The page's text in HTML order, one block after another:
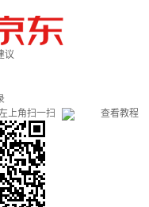
议
上角扫一扫 查看教程